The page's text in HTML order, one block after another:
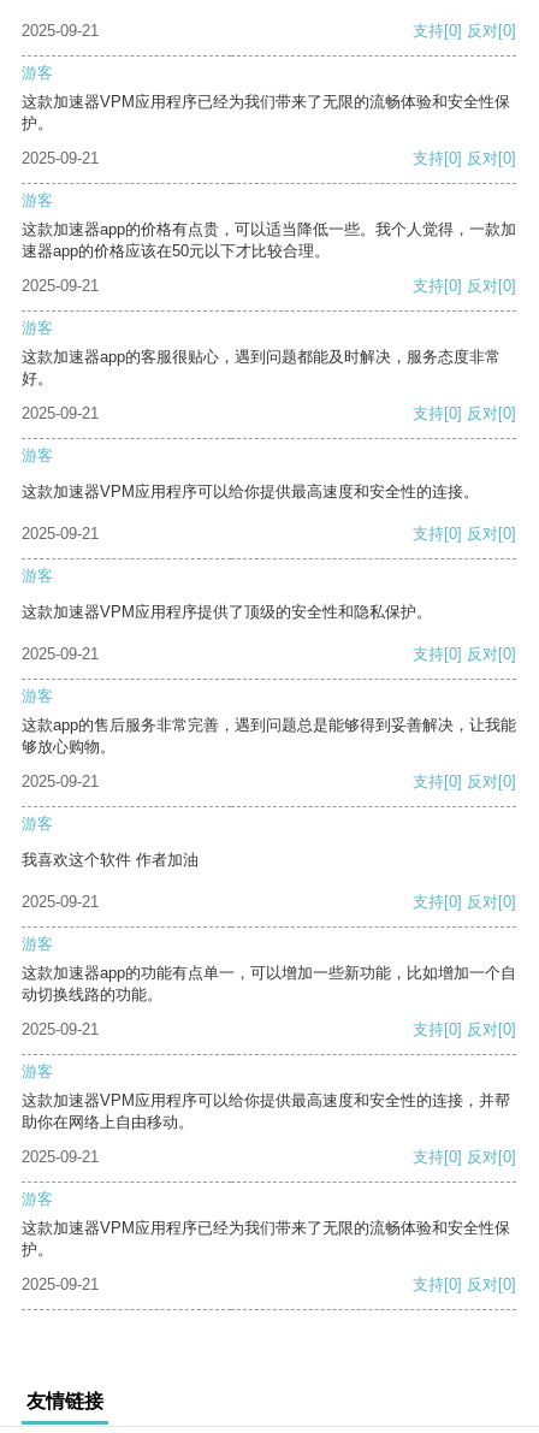
2025-09-21 支持[0] 反对[0]
游客
这款加速器VPM应用程序已经为我们带来了无限的流畅体验和安全性保
护。
2025-09-21
支持[0] 反对[0]
游客
这款加速器app的价格有点贵，可以适当降低一些。我个人觉得，一款加
速器app的价格应该在50元以下才比较合理。
2025-09-21
支持[0] 反对[0]
游客
这款加速器app的客服很贴心，遇到问题都能及时解决，服务态度非常
好。
2025-09-21
支持[0] 反对[0]
游客
这款加速器VPM应用程序可以给你提供最高速度和安全性的连接。
2025-09-21 支持[0] 反对[0]
游客
这款加速器VPM应用程序提供了顶级的安全性和隐私保护。
2025-09-21 支持[0] 反对[0]
游客
这款app的售后服务非常完善，遇到问题总是能够得到妥善解决，让我能
够放心购物。
2025-09-21
支持[0] 反对[0]
游客
我喜欢这个软件 作者加油
2025-09-21 支持[0] 反对[0]
游客
这款加速器app的功能有点单一，可以增加一些新功能，比如增加一个自
动切换线路的功能。
2025-09-21
支持[0] 反对[0]
游客
这款加速器VPM应用程序可以给你提供最高速度和安全性的连接，并帮
助你在网络上自由移动。
2025-09-21
支持[0] 反对[0]
游客
这款加速器VPM应用程序已经为我们带来了无限的流畅体验和安全性保
护。
2025-09-21
支持[0] 反对[0]
友情链接